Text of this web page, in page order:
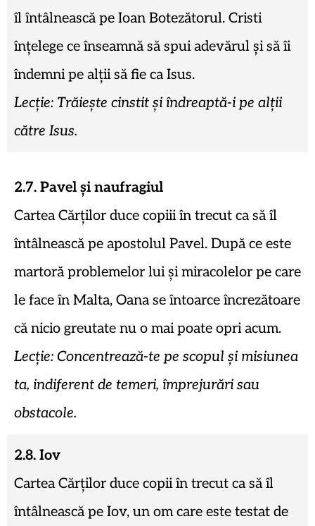
îl întâlnească pe Ioan Botezătorul. Cristi
înțelege ce înseamnă să spui adevărul și să îi
îndemni pe alții să fie ca Isus.
Lecție: Trăiește cinstit și îndreaptă-i pe alții
către Isus.
2.7. Pavel și naufragiul
Cartea Cărților duce copiii în trecut ca să îl
întâlnească pe apostolul Pavel. După ce este
martoră problemelor lui și miracolelor pe care
le face în Malta, Oana se întoarce încrezătoare
că nicio greutate nu o mai poate opri acum.
Lecție: Concentrează-te pe scopul și misiunea
ta, indiferent de temeri, împrejurări sau
obstacole.
2.8. Iov
Cartea Cărților duce copii în trecut ca să îl
întâlnească pe Iov, un om care este testat de